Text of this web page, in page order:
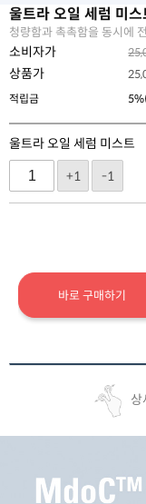
울트라 오일 세럼 미스
청량함과 촉촉함을 동시에
소비자가
상품가
적립금
울트라 오일 세럼 미스트
+1
-1
바로 구매하기
상